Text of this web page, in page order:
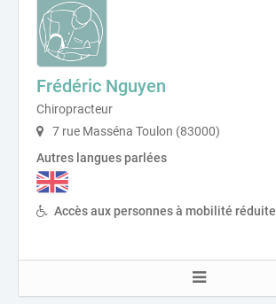
Frédéric Nguyen
Chiropracteur
7 rue Masséna Toulon (83000)
Autres langues parlées
Accès aux personnes à mobilité réduite